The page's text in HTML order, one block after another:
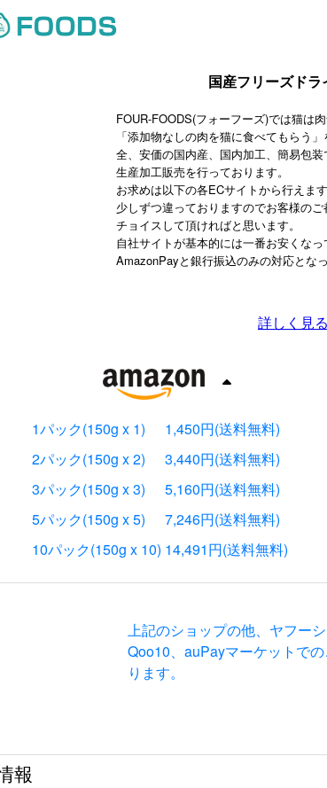
国産フリーズドラ
FOUR-FOODS(フォーフーズ)では猫は
「添加物なしの肉を猫に食べてもらう
全、安価の国内産、国内加工、簡易包
生産加工販売を行っております。
お求めは以下の各ECサイトから行えま
少しずつ違っておりますのでお客様の
チョイスして頂ければと思います。
自社サイトが基本的には一番お安くな
AmazonPayと銀行振込のみの対応となっ
詳しく見る
1パック(150g x 1)
1,450円(送料無料)
2パック(150g x 2)
3,440円(送料無料)
3パック(150g x 3)
5,160円(送料無料)
5パック(150g x 5)
7,246円(送料無料)
10パック(150g x 10) 14,491円(送料無料)
上記のショップの他、ヤフーシ
Qoo10、auPayマーケットで
ります。
報